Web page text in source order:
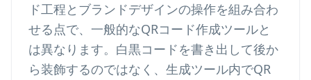
ド工程とブランドデザインの操作を組み合わ
せる点で、一般的なQRコード作成ツールと
は異なります。白黒コードを書き出して後か
ら装飾するのではなく、生成ツール内でQR